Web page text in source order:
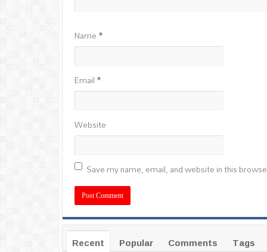
Name*
Email*
Website
Save my name, email, and website in this
Recent Popular Comments
Tags